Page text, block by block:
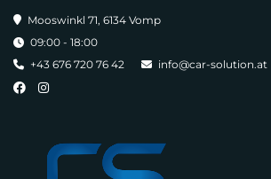
Mooswinkl 71, 6134 Vomp
09:00 - 18:00
+43 676 720 76 42
info@car-solution.at